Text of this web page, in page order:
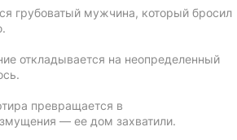
грубоватый мужчина, который бросил
откладывается на неопределенный
превращается в
— ее дом захватили.